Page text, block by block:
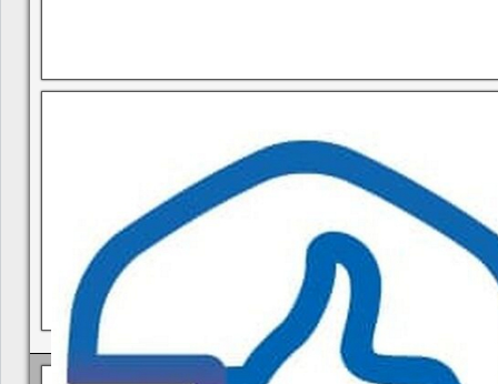
В квитанциях ошибки, в подъезде мусор, сотрудники